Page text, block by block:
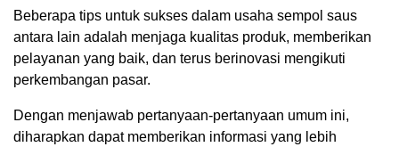
Beberapa tips untuk sukses dalam usaha sempol saus
antara lain adalah menjaga kualitas produk, memberikan
pelayanan yang baik, dan terus berinovasi mengikuti
perkembangan pasar.
Dengan menjawab pertanyaan-pertanyaan umum ini,
diharapkan dapat memberikan informasi yang lebih